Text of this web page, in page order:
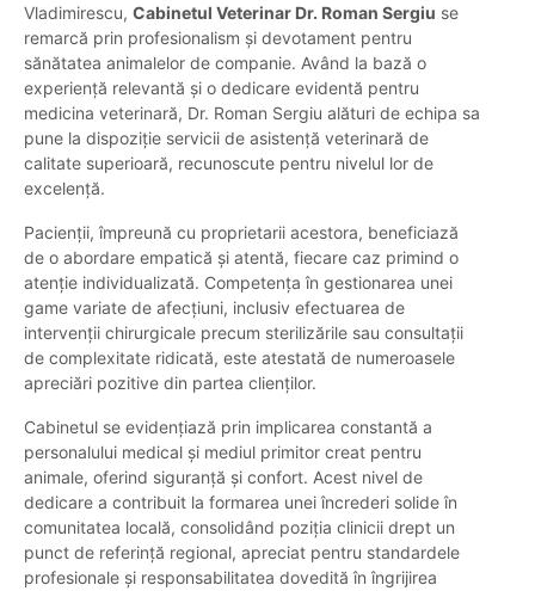
Vladimirescu, Cabinetul Veterinar Dr. Roman Sergiu se
remarcă prin profesionalism și devotament pentru
sănătatea animalelor de companie. Având la bază o
experiență relevantă și o dedicare evidentă pentru
medicina veterinară, Dr. Roman Sergiu alături de echipa sa
pune la dispoziție servicii de asistență veterinară de
calitate superioară, recunoscute pentru nivelul lor de
excelență.
Pacienții, împreună cu proprietarii acestora, beneficiază
de o abordare empatică și atentă, fiecare caz primind o
atenție individualizată. Competența în gestionarea unei
game variate de afecțiuni, inclusiv efectuarea de
intervenții chirurgicale precum sterilizările sau consultații
de complexitate ridicată, este atestată de numeroasele
apreciări pozitive din partea clienților.
Cabinetul se evidențiază prin implicarea constantă a
personalului medical și mediul primitor creat pentru
animale, oferind siguranță și confort. Acest nivel de
dedicare a contribuit la formarea unei încrederi solide în
comunitatea locală, consolidând poziția clinicii drept un
punct de referință regional, apreciat pentru standardele
profesionale și responsabilitatea dovedită în îngrijirea